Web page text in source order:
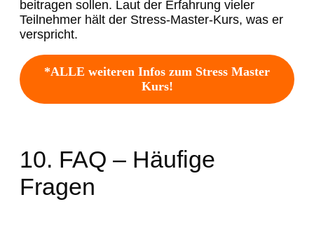
beitragen sollen. Laut der Erfahrung vieler
Teilnehmer hält der Stress-Master-Kurs, was er
verspricht.
*ALLE weiteren Infos zum Stress Master
Kurs!
10. FAQ – Häufige
Fragen